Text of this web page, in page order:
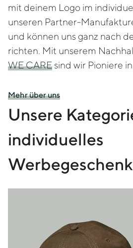
mit deinem Logo im
unseren Partner-
und können uns ganz nach
richten. Mit unserem
WE CAREsind wir Pioniere
Mehr über uns
Unsere
individuelles